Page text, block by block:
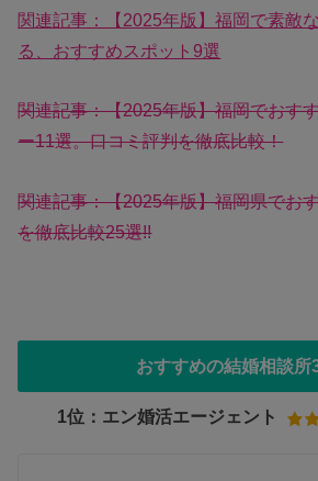
関連記事：【2025年版】福岡で素敵
る、おすすめスポット9選
関連記事：【2025年版】福岡でおす
ー11選。口コミ評判を徹底比較！
関連記事：【2025年版】福岡県でお
を徹底比較25選!!
おすすめの結婚相談所
1位：エン婚活エージェント